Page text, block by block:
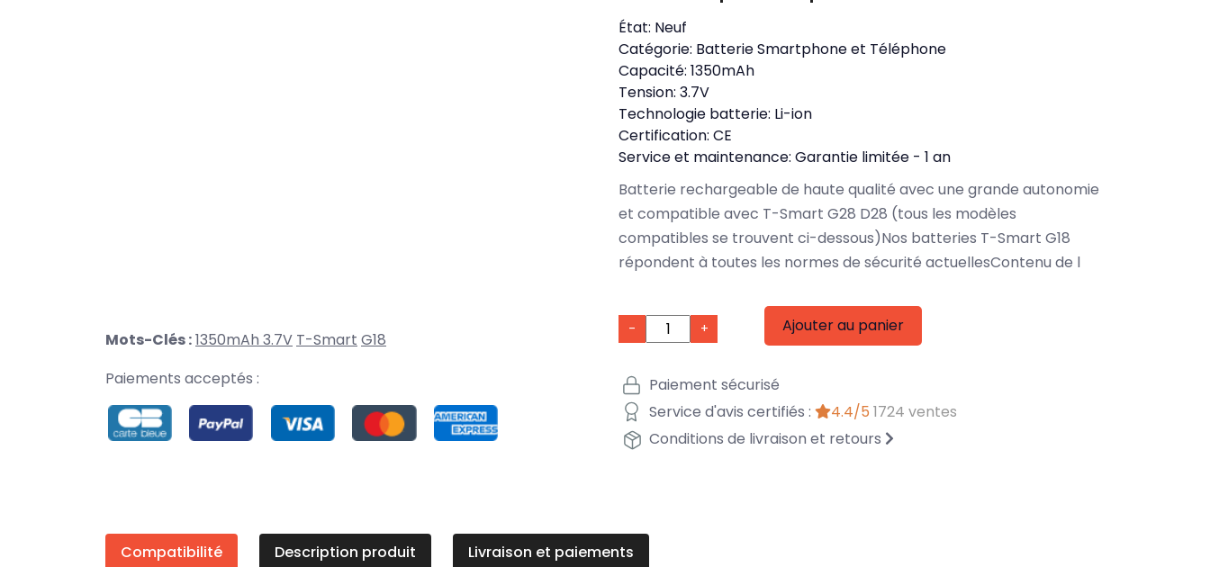
Mots-Clés :1350mAh 3.7V T-Smart G18
Paiements acceptés :
État: Neuf
Catégorie: Batterie Smartphone et Téléphone
Capacité: 1350mAh
Tension: 3.7V
Technologie batterie: Li-ion
Certification: CE
Service et maintenance: Garantie limitée - 1 an
Batterie rechargeable de haute qualité avec une grande autonomie
et compatible avec T-Smart G28 D28 (tous les modèles
compatibles se trouvent ci-dessous)Nos batteries T-Smart G18
répondent à toutes les normes de sécurité actuellesContenu de l
- + Ajouter au panier
Paiement sécurisé
Service d'avis certifiés :
4.4/5 1724 ventes
Conditions de livraison et retours
Compatibilité Description produit Livraison et paiements